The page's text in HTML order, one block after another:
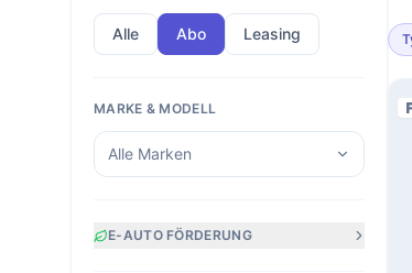
Alle Abo Leasing
MARKE & MODELL
Alle Marken
E-AUTO FÖRDERUNG